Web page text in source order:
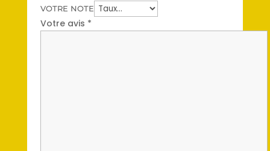
VOTRE NOTE
Votre avis *